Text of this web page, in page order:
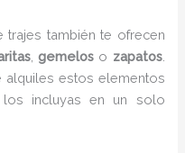
también te ofrecen
, gemeloso zapatos.
alquiles estos elementos
incluyas en un solo